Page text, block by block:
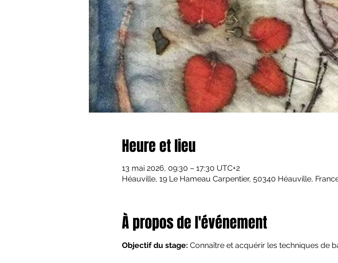
Heure et lieu
13 mai 2026, 09:30 – 17:30 UTC+2
Héauville, 19 Le Hameau Carpentier, 50340 Héauville,
À propos de l'événement
Objectif du stage: Connaître et acquérir les techniques de